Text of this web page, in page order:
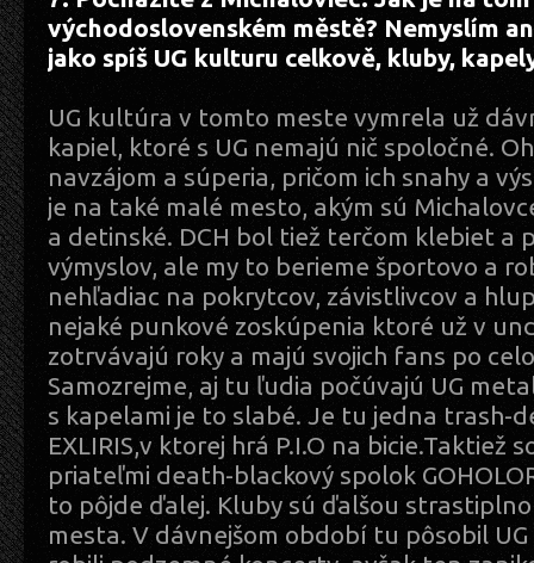
východoslovenském městě? Nemyslím
jako spíš UG kulturu celkově, kluby,
UG kultúra v tomto meste vymrela už
kapiel, ktoré s UG nemajú nič spoločné.
navzájom a súperia, pričom ich snahy a
je na také malé mesto, akým sú
a detinské. DCH bol tiež terčom klebiet a
výmyslov, ale my to berieme športovo a
nehľadiac na pokrytcov, závistlivcov a
nejaké punkové zoskúpenia ktoré už v
zotrvávajú roky a majú svojich fans po
Samozrejme, aj tu ľudia počúvajú UG
s kapelami je to slabé. Je tu jedna trash-
EXLIRIS,v ktorej hrá P.I.O na bicie.Taktiež
priateľmi death-blackový spolok
to pôjde ďalej. Kluby sú ďalšou
mesta. V dávnejšom období tu pôsobil